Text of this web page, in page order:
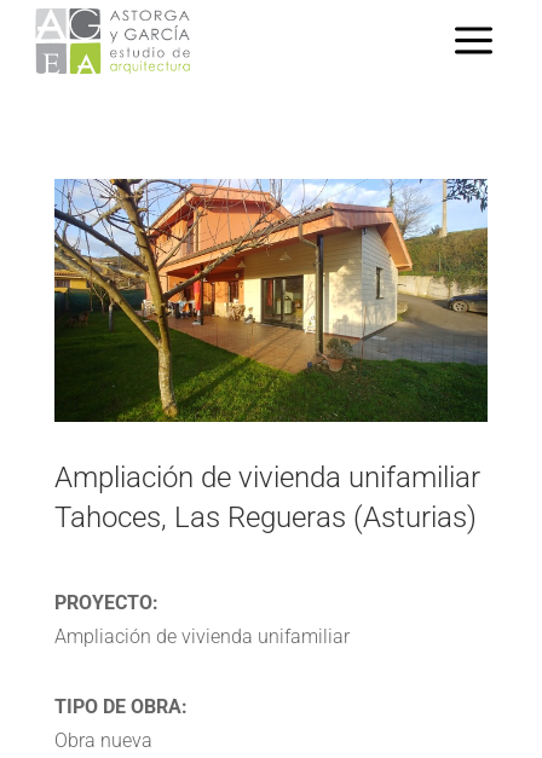
Ampliación de vivienda unifamiliar
Tahoces, Las Regueras (Asturias)
PROYECTO:
Ampliación de vivienda unifamiliar
TIPO DE OBRA:
Obra nueva